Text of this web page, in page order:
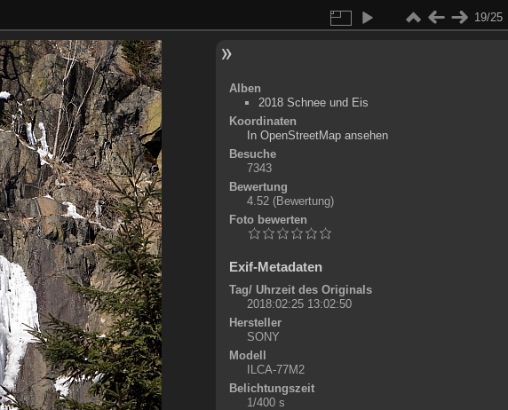
19/25
Alben
2018 Schnee und Eis
Koordinaten
+
-
In OpenStreetMap ansehen
Besuche
7343
Bewertung
4.52 (Bewertung)
Foto bewerten
Exif-Metadaten
Tag/ Uhrzeit des Originals
2018:02:25 13:02:50
Hersteller
SONY
Modell
ILCA-77M2
Belichtungszeit
1/400 s